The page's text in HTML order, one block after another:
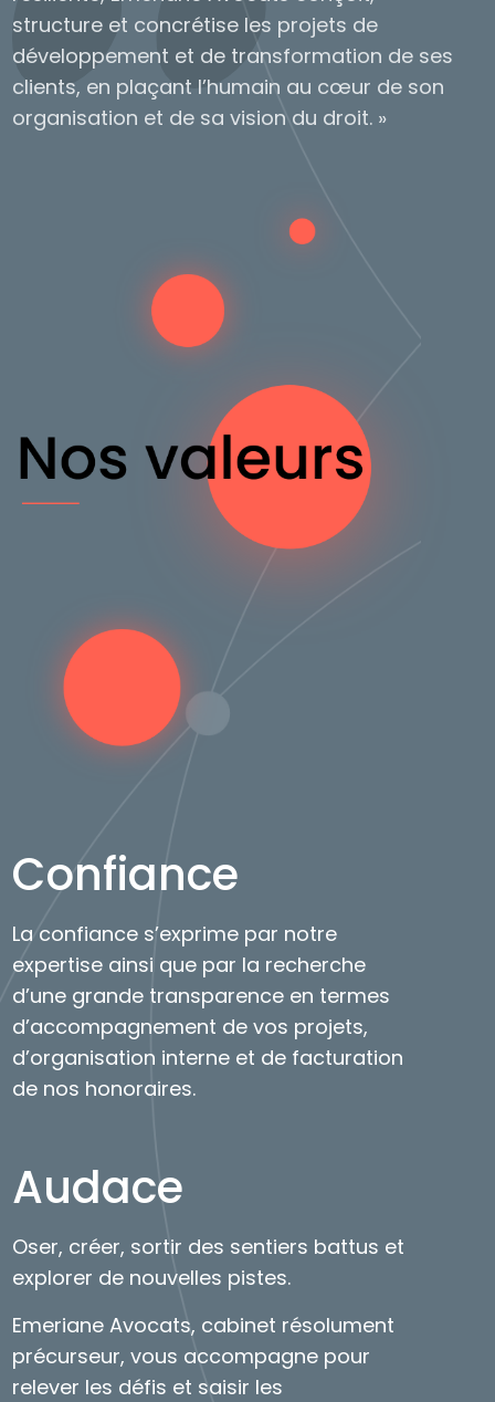
structure et concrétise les projets de
développement et de transformation de ses
clients, en plaçant l’humain au cœur de son
organisation et de sa vision du droit. »
Confiance
La confiance s’exprime par notre
expertise ainsi que par la recherche
d’une grande transparence en termes
d’accompagnement de vos projets,
d’organisation interne et de facturation
de nos honoraires.
Audace
Oser, créer, sortir des sentiers battus et
explorer de nouvelles pistes.
Emeriane Avocats, cabinet résolument
précurseur, vous accompagne pour
relever les défis et saisir les